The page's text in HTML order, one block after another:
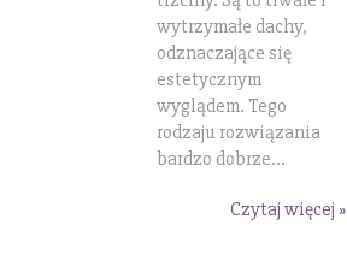
wytrzymałe dachy,
odznaczające się
estetycznym
wyglądem. Tego
rodzaju rozwiązania
bardzo dobrze...
Czytaj więcej »